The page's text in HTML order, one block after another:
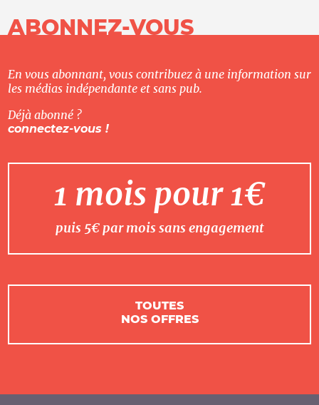
ABONNEZ-VOUS
En vous abonnant, vous contribuez à une information sur
les médias indépendante et sans pub.
Déjà abonné ?
connectez-vous !
1 mois pour 1€
puis 5€ par mois sans engagement
TOUTES
NOS OFFRES